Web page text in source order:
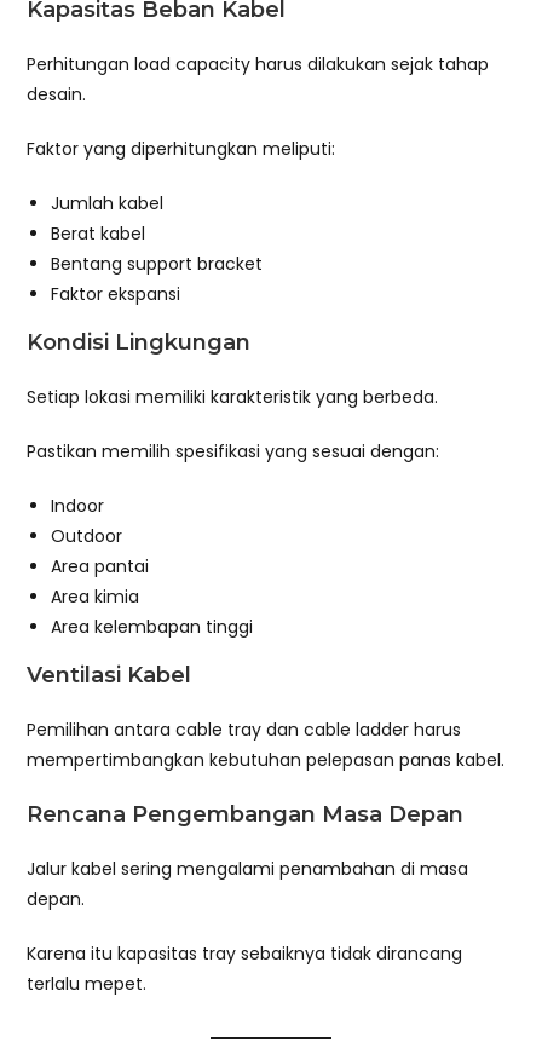
Kapasitas Beban Kabel
Perhitungan load capacity harus dilakukan sejak tahap
desain.
Faktor yang diperhitungkan meliputi:
Jumlah kabel
Berat kabel
Bentang support bracket
Faktor ekspansi
Kondisi Lingkungan
Setiap lokasi memiliki karakteristik yang berbeda.
Pastikan memilih spesifikasi yang sesuai dengan:
Indoor
Outdoor
Area pantai
Area kimia
Area kelembapan tinggi
Ventilasi Kabel
Pemilihan antara cable tray dan cable ladder harus
mempertimbangkan kebutuhan pelepasan panas kabel.
Rencana Pengembangan Masa Depan
Jalur kabel sering mengalami penambahan di masa
depan.
Karena itu kapasitas tray sebaiknya tidak dirancang
terlalu mepet.